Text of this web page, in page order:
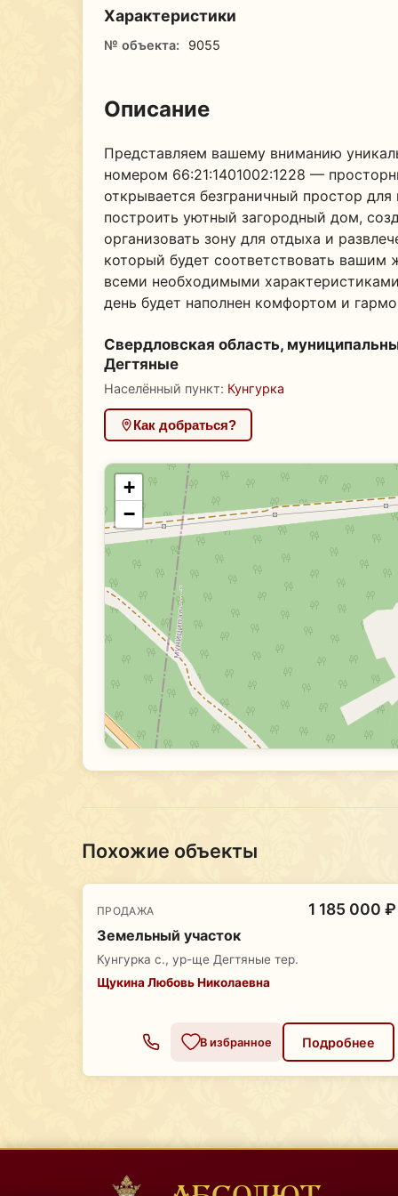
Характеристики
№ объекта: 9055
Описание
Представляем вашему вниманию
номером 66:21:1401002:1228 —
открывается безграничный простор
построить уютный загородный дом,
организовать зону для отдыха и
который будет соответствовать вашим
всеми необходимыми
день будет наполнен комфортом и
Свердловская область,
Дегтяные
Населённый пункт: Кунгурка
Как добраться?
+
−
Похожие объекты
ПРОДАЖА 1 185 000 ₽
Земельный участок
Кунгурка с., ур-ще Дегтяные тер.
Щукина Любовь Николаевна
В избранное Подробнее